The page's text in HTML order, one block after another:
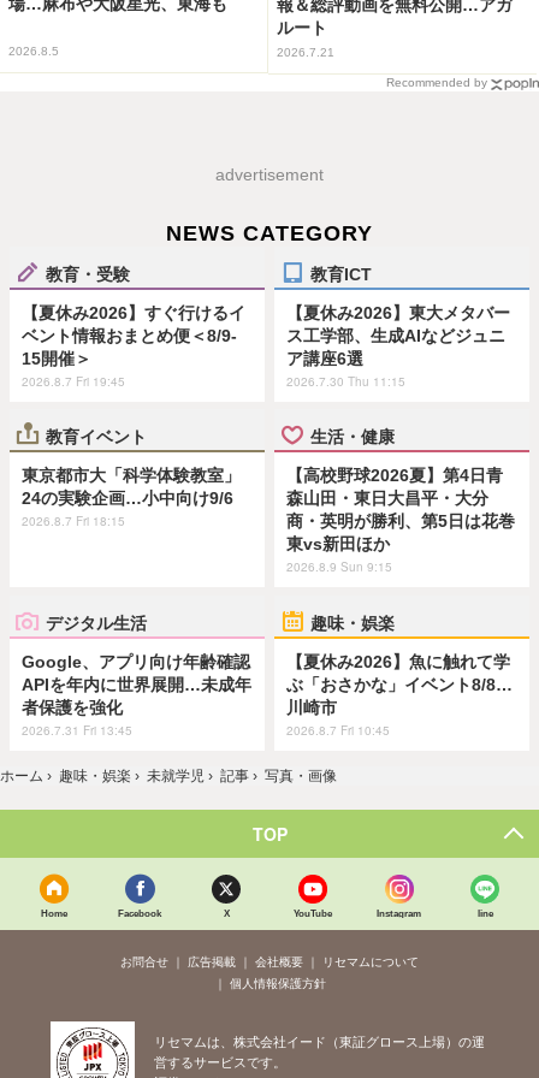
場…麻布や大阪星光、東海も
2026.8.5
報＆総評動画を無料公開…アガ
ルート
2026.7.21
Recommended by
advertisement
NEWS CATEGORY
教育・受験
【夏休み2026】すぐ行けるイ
ベント情報おまとめ便＜8/9-
15開催＞
2026.8.7 Fri 19:45
教育ICT
【夏休み2026】東大メタバー
ス工学部、生成AIなどジュニ
ア講座6選
2026.7.30 Thu 11:15
教育イベント
東京都市大「科学体験教室」
24の実験企画…小中向け9/6
2026.8.7 Fri 18:15
生活・健康
【高校野球2026夏】第4日青
森山田・東日大昌平・大分
商・英明が勝利、第5日は花巻
東vs新田ほか
2026.8.9 Sun 9:15
デジタル生活
Google、アプリ向け年齢確認
APIを年内に世界展開…未成年
者保護を強化
2026.7.31 Fri 13:45
趣味・娯楽
【夏休み2026】魚に触れて学
ぶ「おさかな」イベント8/8…
川崎市
2026.8.7 Fri 10:45
ホーム › 趣味・娯楽 › 未就学児 › 記事 › 写真・画像
TOP
Home Facebook X YouTube Instagram line
お問合せ 広告掲載 会社概要
リセマムについて
個人情報保護方針
リセマムは、株式会社イード（東証グロース上場）の運
営するサービスです。